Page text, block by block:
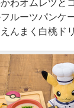
わオムレツと
ルーツパンケ
んまく白桃ド